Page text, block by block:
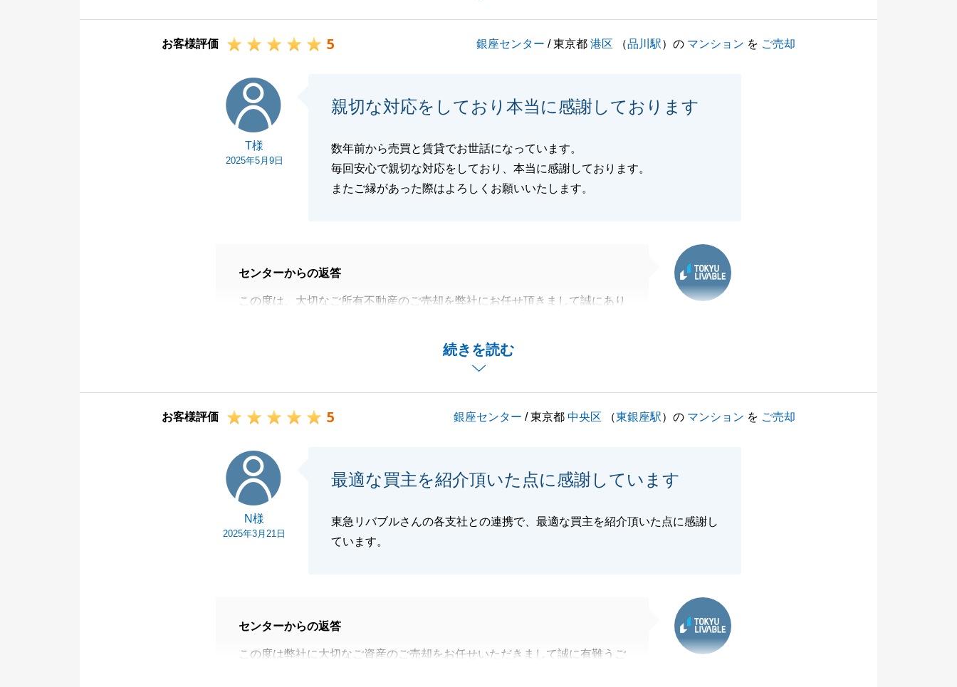
近くにいった際にはご挨拶させて頂けますと幸いです。
ださい。
これからもよろしくお願いいたします。
閉じる
お客様評価 5 銀座センター / 東京都港区 （品川駅）の マンション を ご売却
T様
2025年5月9日
親切な対応をしており本当に感謝しております
数年前から売買と賃貸でお世話になっています。
毎回安心で親切な対応をしており、本当に感謝しております。
またご縁があった際はよろしくお願いいたします。
続きを読む
センターからの返答
この度は、大切なご所有不動産のご売却を弊社にお任せ頂きまして誠にあり
T様には今回の不動産売却以外にも複数の不動産お取引の際にお声がけいた
今後とも末永くお付き合い賜れますよう、よろしくお願いいたします。
お客様評価 5 銀座センター / 東京都中央区 （東銀座駅）の マンション を ご売却
N様
2025年3月21日
最適な買主を紹介頂いた点に感謝しています
東急リバブルさんの各支社との連携で、最適な買主を紹介頂いた点に感謝し
ています。
センターからの返答
この度は弊社に大切なご資産のご売却をお任せいただきまして誠に有難うご